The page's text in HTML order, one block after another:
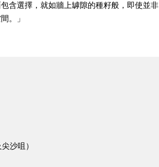
含選擇，就如牆上罅隙的種籽般，即使並非
。」
沙咀）